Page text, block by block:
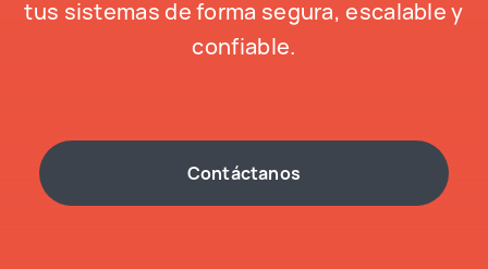
tus sistemas de forma segura, escalable y
confiable.
Contáctanos